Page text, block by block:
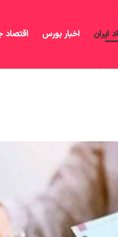
ایران اخبار بورس اقتصاد